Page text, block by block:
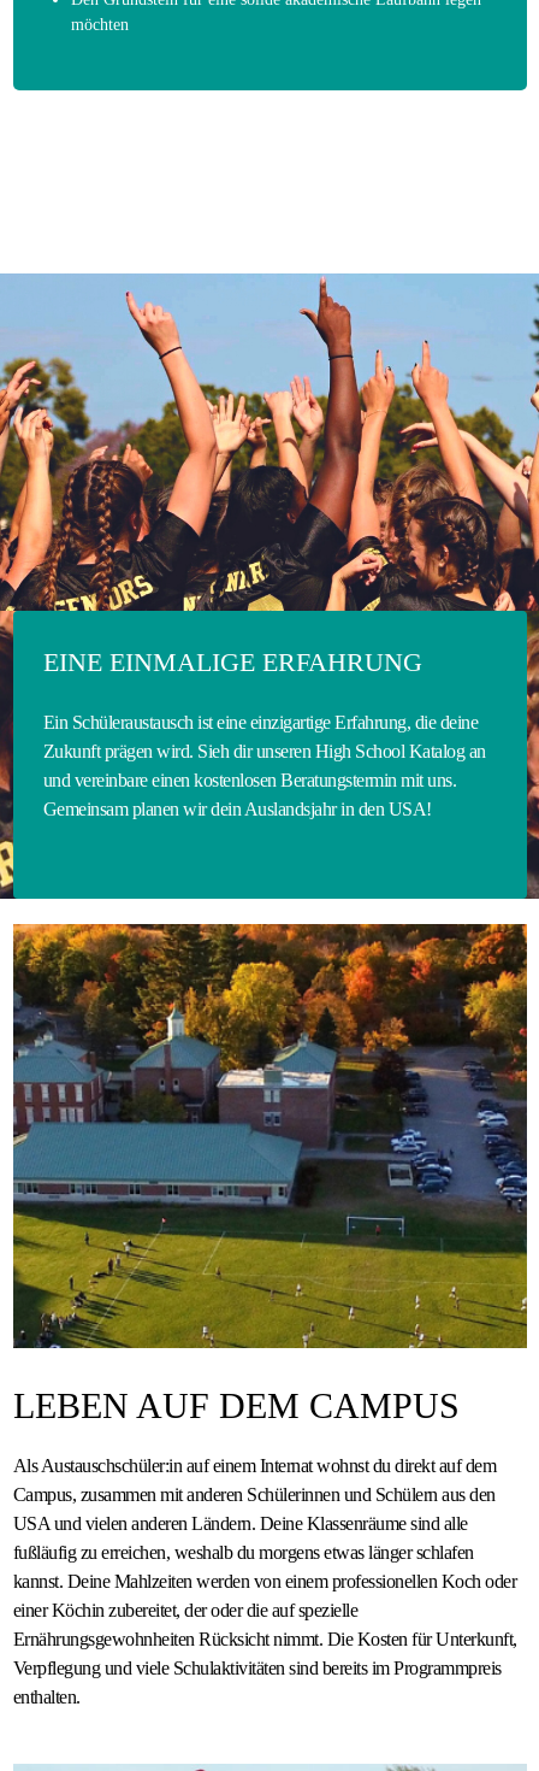
möchten
EINE EINMALIGE ERFAHRUNG
Ein Schüleraustausch ist eine einzigartige Erfahrung, die deine
Zukunft prägen wird. Sieh dir unseren High School Katalog an
und vereinbare einen kostenlosen Beratungstermin mit uns.
Gemeinsam planen wir dein Auslandsjahr in den USA!
LEBEN AUF DEM CAMPUS
Als Austauschschüler:in auf einem Internat wohnst du direkt auf dem
Campus, zusammen mit anderen Schülerinnen und Schülern aus den
USA und vielen anderen Ländern. Deine Klassenräume sind alle
fußläufig zu erreichen, weshalb du morgens etwas länger schlafen
kannst. Deine Mahlzeiten werden von einem professionellen Koch oder
einer Köchin zubereitet, der oder die auf spezielle
Ernährungsgewohnheiten Rücksicht nimmt. Die Kosten für Unterkunft,
Verpflegung und viele Schulaktivitäten sind bereits im Programmpreis
enthalten.